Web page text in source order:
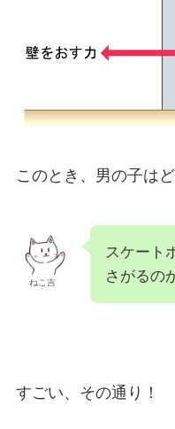
このとき、男の子は
ねこ吉
スケート
さがるの
すごい、その通り！